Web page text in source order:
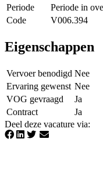
Periode
Periode in
Code
V006.394
Eigenschappen
Vervoer benodigd Nee
Ervaring gewenst Nee
VOG gevraagd
Ja
Contract
Ja
Deel deze vacature via: